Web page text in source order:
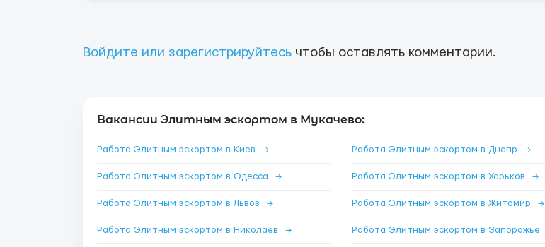
Войдите или зарегистрируйтесь чтобы оставлять комментарии.
Вакансии Элитным эскортом в Мукачево:
Работа Элитным эскортом в Киев → Работа Элитным эскортом в Днепр →
Работа Элитным эскортом в Одесса → Работа Элитным эскортом в Харьков →
Работа Элитным эскортом в Львов → Работа Элитным эскортом в Житомир →
Работа Элитным эскортом в Николаев → Работа Элитным эскортом в Запорожье